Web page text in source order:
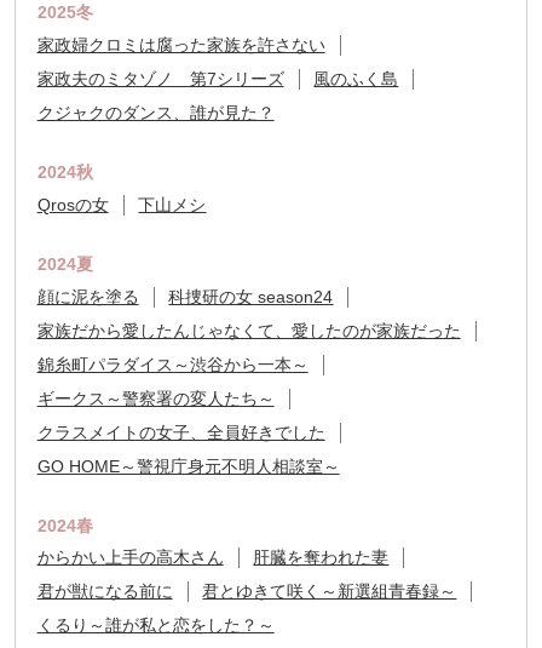
2025冬
家政婦クロミは腐った家族を許さない
家政夫のミタゾノ 第7シリーズ
風のふく島
クジャクのダンス、誰が見た？
2024秋
Qrosの女
下山メシ
2024夏
顔に泥を塗る
科捜研の女 season24
家族だから愛したんじゃなくて、愛したのが家族だった
錦糸町パラダイス～渋谷から一本～
ギークス～警察署の変人たち～
クラスメイトの女子、全員好きでした
GO HOME～警視庁身元不明人相談室～
2024春
からかい上手の高木さん
肝臓を奪われた妻
君が獣になる前に
君とゆきて咲く～新選組青春録～
くるり～誰が私と恋をした？～